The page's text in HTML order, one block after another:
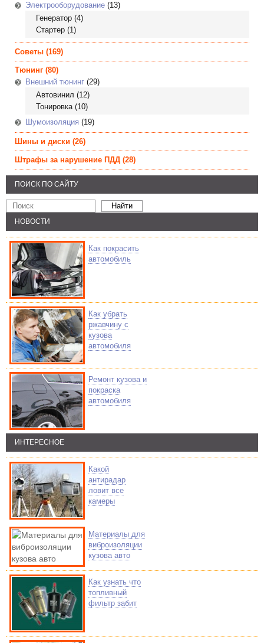
Электрооборудование (13)
Генератор (4)
Стартер (1)
Советы (169)
Тюнинг (80)
Внешний тюнинг (29)
Автовинил (12)
Тонировка(10)
Шумоизоляция (19)
Шины и диски (26)
Штрафы за нарушение ПДД (28)
ПОИСК ПО САЙТУ
НОВОСТИ
Как покрасить
автомобиль
Как убрать
ржавчину с
кузова
автомобиля
Ремонт кузова и
покраска
автомобиля
ИНТЕРЕСНОЕ
Какой
антирадар
ловит все
камеры
Материалы для
виброизоляции
кузова авто
Как узнать что
топливный
фильтр забит